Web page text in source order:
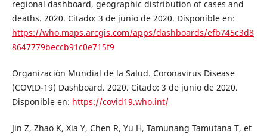
regional dashboard, geographic distribution of cases and
deaths. 2020. Citado: 3 de junio de 2020. Disponible en:
https://who.maps.arcgis.com/apps/dashboards/efb745c3d8
8647779beccb91c0e715f9
Organización Mundial de la Salud. Coronavirus Disease
(COVID-19) Dashboard. 2020. Citado: 3 de junio de 2020.
Disponible en: https://covid19.who.int/
Jin Z, Zhao K, Xia Y, Chen R, Yu H, Tamunang Tamutana T, et